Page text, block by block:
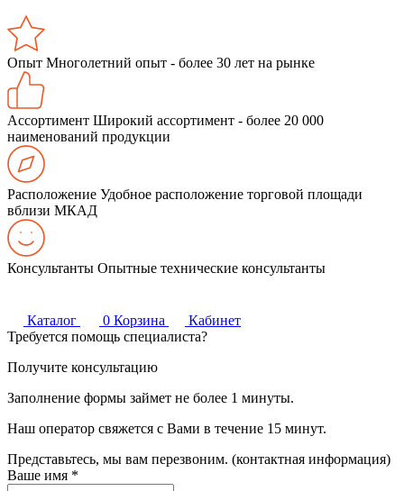
Опыт Многолетний опыт - более 30 лет на рынке
Ассортимент Широкий ассортимент - более 20 000
наименований продукции
Расположение Удобное расположение торговой площади
вблизи МКАД
Консультанты Опытные технические консультанты
Каталог 0 Корзина
Кабинет
Требуется помощь специалиста?
Получите консультацию
Заполнение формы займет не более 1 минуты.
Наш оператор свяжется с Вами в течение 15 минут.
Представьтесь, мы вам перезвоним. (контактная информация)
Ваше имя *